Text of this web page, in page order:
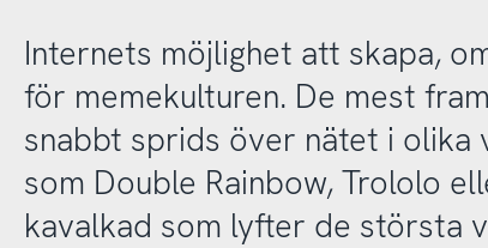
Internets möjlighet att skapa,
för memekulturen. De mest
snabbt sprids över nätet i olika
som Double Rainbow, Trololo
kavalkad som lyfter de största